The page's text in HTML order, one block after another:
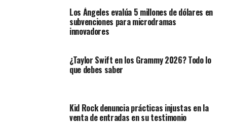
Los Ángeles evalúa 5 millones de dólares en
subvenciones para microdramas
innovadores
¿Taylor Swift en los Grammy 2026? Todo lo
que debes saber
Kid Rock denuncia prácticas injustas en la
venta de entradas en su testimonio